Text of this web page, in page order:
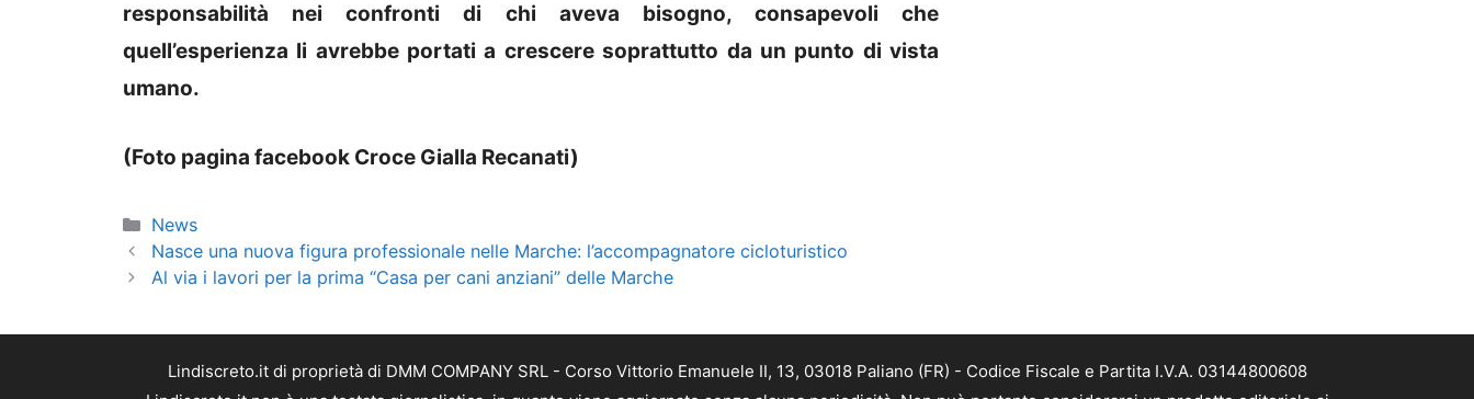
responsabilità nei confronti di chi aveva bisogno, consapevoli che
quell’esperienza li avrebbe portati a crescere soprattutto da un punto di vista
umano.
(Foto pagina facebook Croce Gialla Recanati)
Categorie
News
Nasce una nuova figura professionale nelle Marche: l’accompagnatore cicloturistico
Al via i lavori per la prima “Casa per cani anziani” delle Marche
Lindiscreto.it di proprietà di DMM COMPANY SRL - Corso Vittorio Emanuele II, 13, 03018 Paliano (FR) - Codice Fiscale e Partita I.V.A. 03144800608